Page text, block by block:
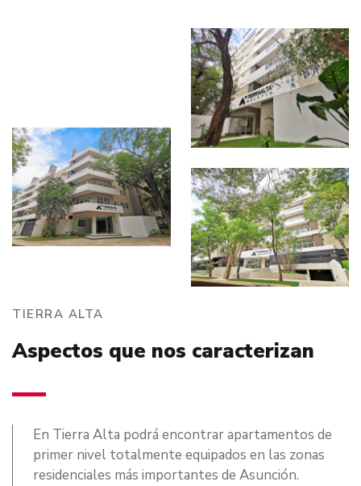
TIERRA ALTA
Aspectos que nos caracterizan
En Tierra Alta podrá encontrar apartamentos de
primer nivel totalmente equipados en las zonas
residenciales más importantes de Asunción.